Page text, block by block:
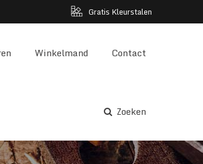
Gratis Kleurstalen
Winkelmand Contact
Zoeken